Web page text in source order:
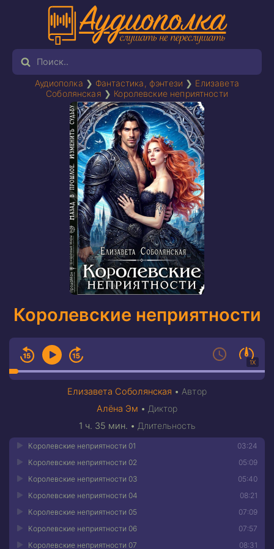
Аудиополка ❯ Фантастика, фэнтези ❯ Елизавета
Соболянская ❯ Королевские неприятности
Королевские неприятности
1X
Елизавета Соболянская •Автор
Алёна Эм • Диктор
1 ч. 35 мин. • Длительность
03:24
Королевские неприятности 01
05:09
Королевские неприятности 02
05:40
Королевские неприятности 03
08:21
Королевские неприятности 04
07:09
Королевские неприятности 05
07:57
Королевские неприятности 06
08:31
Королевские неприятности 07